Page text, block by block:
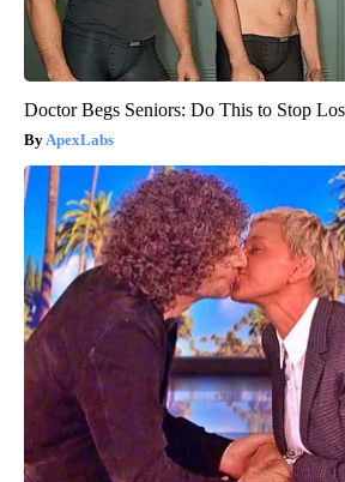
Doctor Begs Seniors: Do This to Stop
ApexLabs